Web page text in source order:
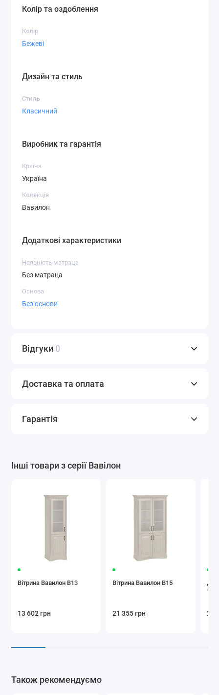
Колір та оздоблення
Колір
Бежеві
Дизайн та стиль
Стиль
Класичний
Виробник та гарантія
Країна
Україна
Колекція
Вавилон
Додаткові характеристики
Наявність матраца
Без матраца
Основа
Без основи
Відгуки 0
Доставка та оплата
Гарантія
Інші товари з серії Вавілон
Вітрина Вавилон В13
13 602 грн
Вітрина Вавилон В15
21 355 грн 27
Також рекомендуємо